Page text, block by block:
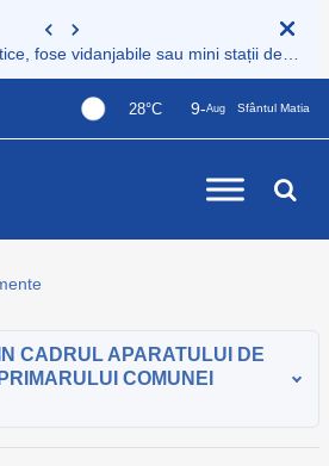
28°C 9-Aug Sfântul Matia
CADRUL APARATULUI DE
COMUNEI